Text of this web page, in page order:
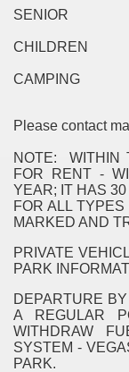
Please contact
NOTE: WITHIN
FOR RENT -
YEAR; IT HAS
FOR ALL
MARKED AND
PRIVATE
PARK
DEPARTURE
A REGULAR
WITHDRAW
SYSTEM -
PARK.